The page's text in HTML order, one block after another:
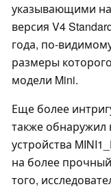
указывающими на
версия V4
года, по-
размеры
модели Mini.
Еще более
также обнаружил
устройства
на более
того,